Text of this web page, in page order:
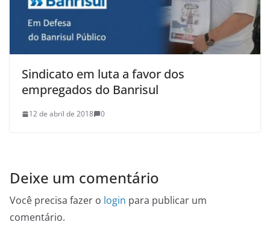
Sindicato em luta a favor dos
empregados do Banrisul
12 de abril de 2018 0
Deixe um comentário
Você precisa fazer o login para publicar um
comentário.